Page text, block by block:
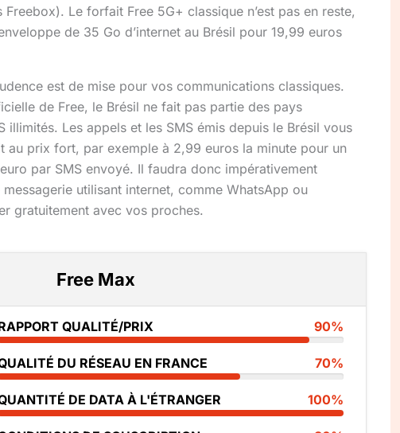
Le forfait Free 5G+ classique n’est pas en reste,
de 35 Go d’internet au Brésil pour 19,99 euros
est de mise pour vos communications classiques.
de Free, le Brésil ne fait pas partie des pays
illimités. Les appels et les SMS émis depuis le Brésil vous
au prix fort, par exemple à 2,99 euros la minute pour un
par SMS envoyé. Il faudra donc impérativement
utilisant internet, comme WhatsApp ou
gratuitement avec vos proches.
Free Max
QUALITÉ/PRIX 90%
DU RÉSEAU EN FRANCE 70%
DE DATA À L'ÉTRANGER 100%